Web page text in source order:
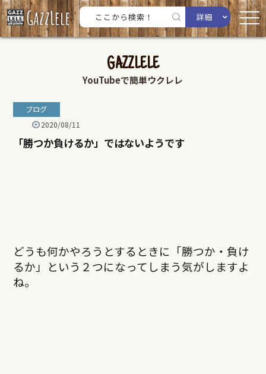
詳細
GAZZLELE
YouTubeで簡単ウクレレ
ブログ
2020/08/11
「勝つか負けるか」ではないようです
どうも何かやろうとするときに「勝つか・負け
るか」という２つになってしまう気がしますよ
ね。